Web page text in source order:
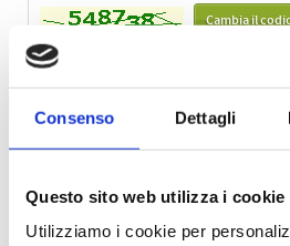
Consenso Dettagli
Questo sito web utilizza i cookie
Utilizziamo i cookie per
Cambia il
Codice di Sicurezza
Autorizzo il trattamento dei dati
* campi obbligatori